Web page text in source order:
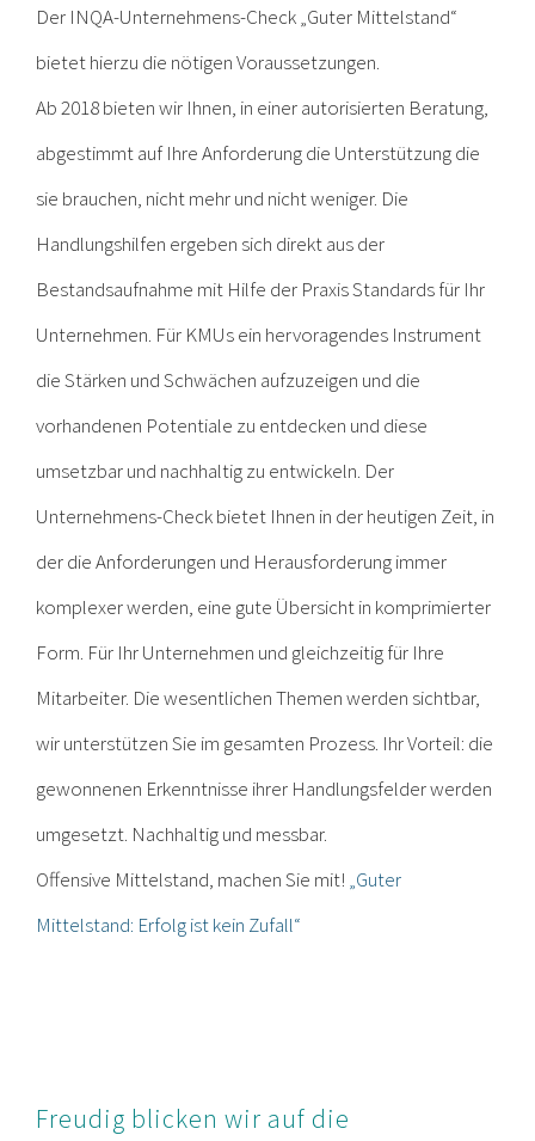
Der INQA-Unternehmens-Check „Guter Mittelstand“
bietet hierzu die nötigen Voraussetzungen.
Ab 2018 bieten wir Ihnen, in einer autorisierten Beratung,
abgestimmt auf Ihre Anforderung die Unterstützung die
sie brauchen, nicht mehr und nicht weniger. Die
Handlungshilfen ergeben sich direkt aus der
Bestandsaufnahme mit Hilfe der Praxis Standards für Ihr
Unternehmen. Für KMUs ein hervoragendes Instrument
die Stärken und Schwächen aufzuzeigen und die
vorhandenen Potentiale zu entdecken und diese
umsetzbar und nachhaltig zu entwickeln. Der
Unternehmens-Check bietet Ihnen in der heutigen Zeit, in
der die Anforderungen und Herausforderung immer
komplexer werden, eine gute Übersicht in komprimierter
Form. Für Ihr Unternehmen und gleichzeitig für Ihre
Mitarbeiter. Die wesentlichen Themen werden sichtbar,
wir unterstützen Sie im gesamten Prozess. Ihr Vorteil: die
gewonnenen Erkenntnisse ihrer Handlungsfelder werden
umgesetzt. Nachhaltig und messbar.
Offensive Mittelstand, machen Sie mit! „Guter
Mittelstand: Erfolg ist kein Zufall“
Freudig blicken wir auf die